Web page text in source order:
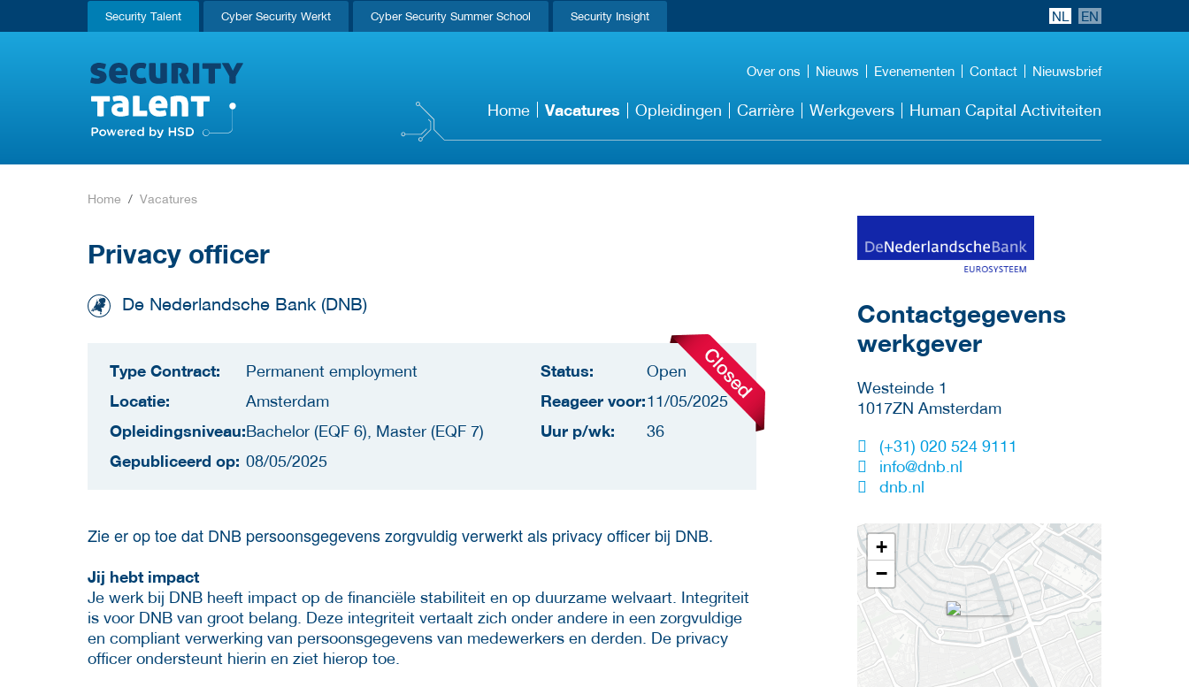
Security Talent Cyber Security Werkt Cyber Security Summer School Security Insight NL EN
Over ons Nieuws Evenementen Contact Nieuwsbrief
Home Vacatures Opleidingen Carrière Werkgevers Human Capital Activiteiten
Home Vacatures
Privacy officer
De Nederlandsche Bank (DNB)
Type Contract: Permanent employment
Locatie: Amsterdam
Opleidingsniveau:Bachelor (EQF 6), Master (EQF 7)
Gepubliceerd op: 08/05/2025
Status: Open
Reageer voor:11/05/2025
Uur p/wk: 36
Zie er op toe dat DNB persoonsgegevens zorgvuldig verwerkt als privacy officer bij DNB.
Jij hebt impact
Je werk bij DNB heeft impact op de financiële stabiliteit en op duurzame welvaart. Integriteit
is voor DNB van groot belang. Deze integriteit vertaalt zich onder andere in een zorgvuldige
en compliant verwerking van persoonsgegevens van medewerkers en derden. De privacy
officer ondersteunt hierin en ziet hierop toe.
details
Contactgegevens
werkgever
Westeinde 1
1017ZN Amsterdam
(+31) 020 524 9111
info@dnb.nl
dnb.nl
+
−